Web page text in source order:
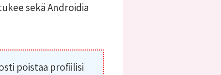
sekä Androidia
poistaa profiilisi